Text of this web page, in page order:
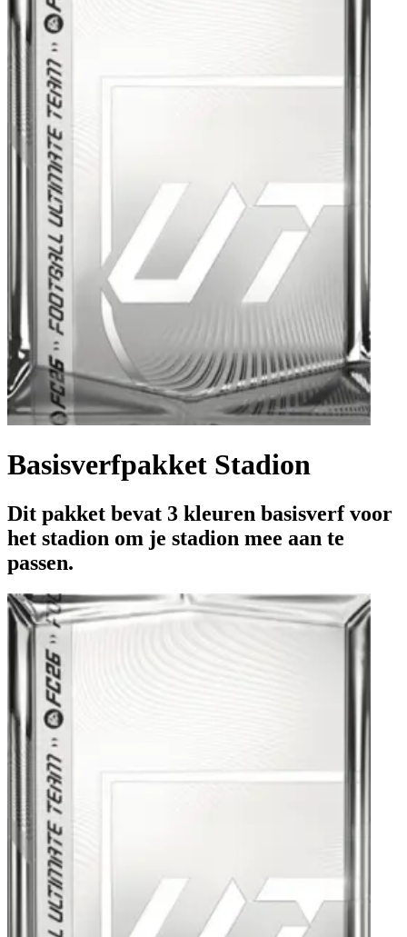
Basisverfpakket Stadion
Dit pakket bevat 3 kleuren basisverf voor
het stadion om je stadion mee aan te
passen.